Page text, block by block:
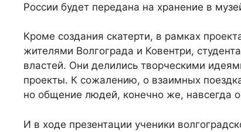
России будет передана на хранение в
Кроме создания скатерти, в рамках
жителями Волгограда и Ковентри,
властей. Они делились творческими
проекты. К сожалению, о взаимных
но общение людей, конечно же, навсегда
И в ходе презентации ученики